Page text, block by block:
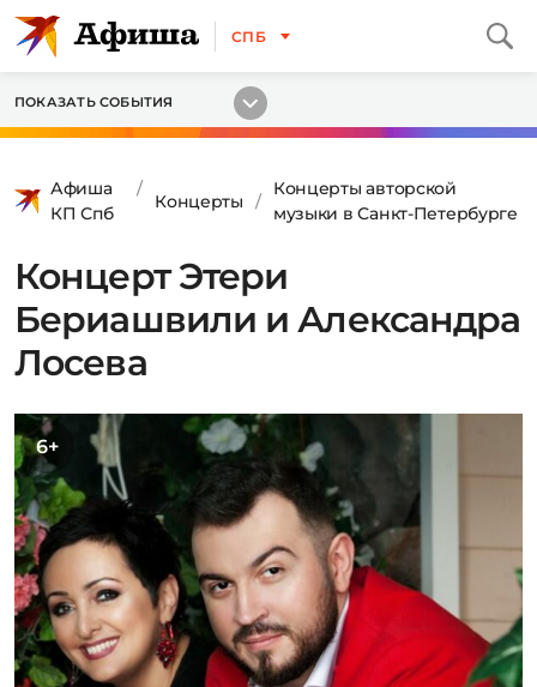
СПБ
ПОКАЗАТЬ СОБЫТИЯ
Афиша
КП Спб
Концерты
Концерты авторской
музыки в Санкт-Петербурге
Концерт Этери
Бериашвили и Александра
Лосева
6+